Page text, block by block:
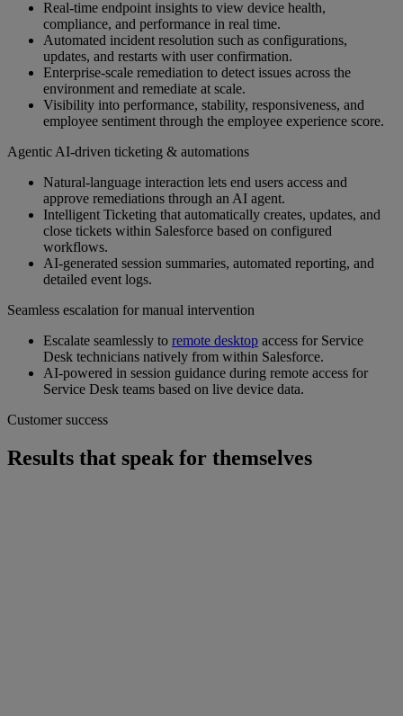
Real‑time endpoint insights to view device health,
compliance, and performance in real time.
Automated incident resolution such as configurations,
updates, and restarts with user confirmation.
Enterprise‑scale remediation to detect issues across the
environment and remediate at scale.
Visibility into performance, stability, responsiveness, and
employee sentiment through the employee experience score.
Agentic AI‑driven ticketing & automations
Natural‑language interaction lets end users access and
approve remediations through an AI agent.
Intelligent Ticketing that automatically creates, updates, and
close tickets within Salesforce based on configured
workflows.
AI‑generated session summaries, automated reporting, and
detailed event logs.
Seamless escalation for manual intervention
Escalate seamlessly to remote desktop access for Service
Desk technicians natively from within Salesforce.
AI-powered in session guidance during remote access for
Service Desk teams based on live device data.
Customer success
Results that speak for themselves